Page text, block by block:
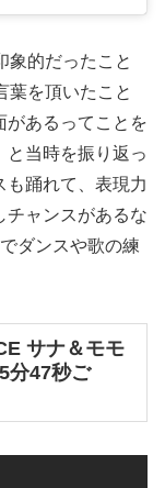
象的だったこと
葉を頂いたこと
があるってことを
と当時を振り返っ
も踊れて、表現力
チャンスがあるな
ダンスや歌の練
サナ＆モモ
分47秒ご